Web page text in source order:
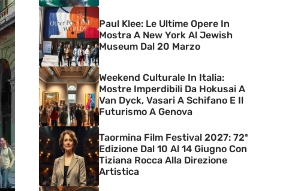
Paul Klee: Le Ultime Opere In
Mostra A New York Al Jewish
Museum Dal 20 Marzo
Weekend Culturale In Italia:
Mostre Imperdibili Da Hokusai A
Van Dyck, Vasari A Schifano E Il
Futurismo A Genova
Taormina Film Festival 2027: 72ª
Edizione Dal 10 Al 14 Giugno Con
Tiziana Rocca Alla Direzione
Artistica